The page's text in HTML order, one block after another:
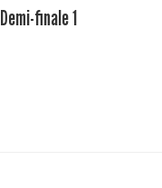
Demi-finale 1